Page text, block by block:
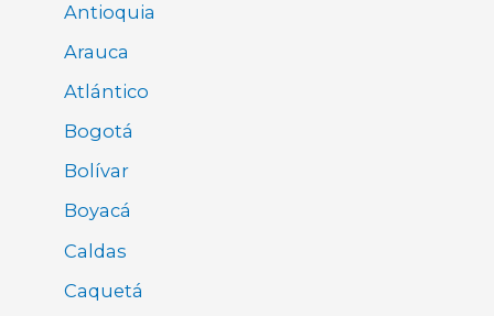
Antioquia
Arauca
Atlántico
Bogotá
Bolívar
Boyacá
Caldas
Caquetá